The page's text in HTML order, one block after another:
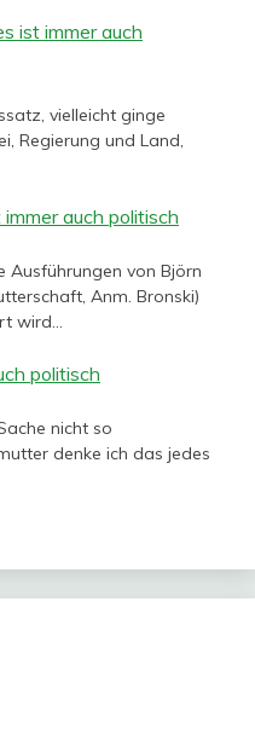
ist immer auch
vielleicht ginge
Regierung und Land,
auch politisch
Ausführungen von Björn
Anm. Bronski)
wird…
politisch
nicht so
denke ich das jedes